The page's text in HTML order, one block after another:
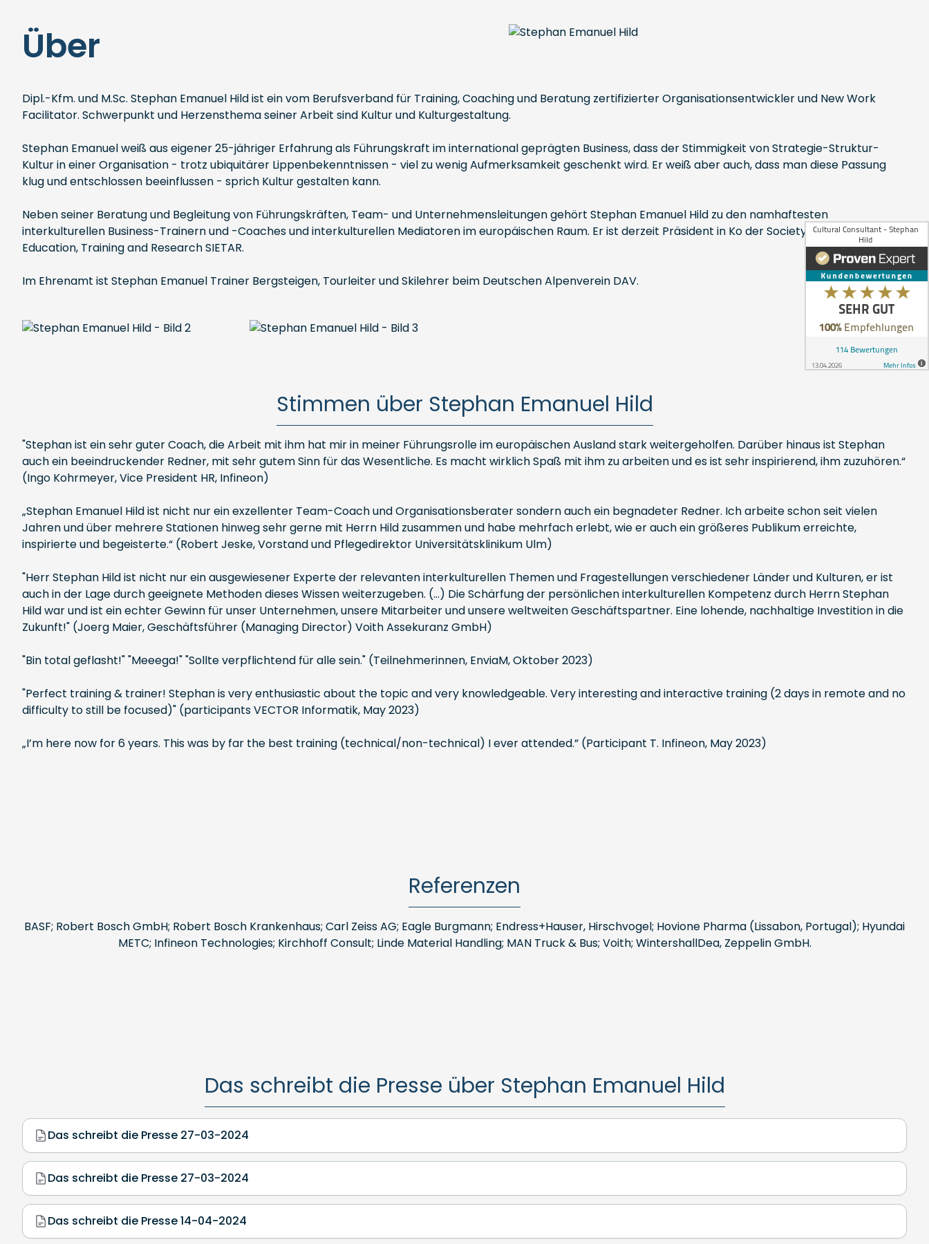
Über
Dipl.-Kfm. und M.Sc. Stephan Emanuel Hild ist ein vom Berufsverband für Training, Coaching und Beratung zertifizierter Organisationsentwickler und New Work
Facilitator. Schwerpunkt und Herzensthema seiner Arbeit sind Kultur und Kulturgestaltung.
Stephan Emanuel weiß aus eigener 25-jähriger Erfahrung als Führungskraft im international geprägten Business, dass der Stimmigkeit von Strategie-Struktur-
Kultur in einer Organisation - trotz ubiquitärer Lippenbekenntnissen - viel zu wenig Aufmerksamkeit geschenkt wird. Er weiß aber auch, dass man diese Passung
klug und entschlossen beeinflussen - sprich Kultur gestalten kann.
Neben seiner Beratung und Begleitung von Führungskräften, Team- und Unternehmensleitungen gehört Stephan Emanuel Hild zu den namhaftesten
interkulturellen Business-Trainern und -Coaches und interkulturellen Mediatoren im europäischen Raum. Er ist derzeit Präsident in Ko der Society for Intercultural
Education, Training and Research SIETAR.
Im Ehrenamt ist Stephan Emanuel Trainer Bergsteigen, Tourleiter und Skilehrer beim Deutschen Alpenverein DAV.
Stimmen über Stephan Emanuel Hild
"Stephan ist ein sehr guter Coach, die Arbeit mit ihm hat mir in meiner Führungsrolle im europäischen Ausland stark weitergeholfen. Darüber hinaus ist Stephan
auch ein beeindruckender Redner, mit sehr gutem Sinn für das Wesentliche. Es macht wirklich Spaß mit ihm zu arbeiten und es ist sehr inspirierend, ihm zuzuhören.“
(Ingo Kohrmeyer, Vice President HR, Infineon)
„Stephan Emanuel Hild ist nicht nur ein exzellenter Team-Coach und Organisationsberater sondern auch ein begnadeter Redner. Ich arbeite schon seit vielen
Jahren und über mehrere Stationen hinweg sehr gerne mit Herrn Hild zusammen und habe mehrfach erlebt, wie er auch ein größeres Publikum erreichte,
inspirierte und begeisterte.“ (Robert Jeske, Vorstand und Pflegedirektor Universitätsklinikum Ulm)
"Herr Stephan Hild ist nicht nur ein ausgewiesener Experte der relevanten interkulturellen Themen und Fragestellungen verschiedener Länder und Kulturen, er ist
auch in der Lage durch geeignete Methoden dieses Wissen weiterzugeben. (…) Die Schärfung der persönlichen interkulturellen Kompetenz durch Herrn Stephan
Hild war und ist ein echter Gewinn für unser Unternehmen, unsere Mitarbeiter und unsere weltweiten Geschäftspartner. Eine lohende, nachhaltige Investition in die
Zukunft!" (Joerg Maier, Geschäftsführer (Managing Director) Voith Assekuranz GmbH)
"Bin total geflasht!" "Meeega!" "Sollte verpflichtend für alle sein." (Teilnehmerinnen, EnviaM, Oktober 2023)
"Perfect training & trainer! Stephan is very enthusiastic about the topic and very knowledgeable. Very interesting and interactive training (2 days in remote and no
difficulty to still be focused)" (participants VECTOR Informatik, May 2023)
„I’m here now for 6 years. This was by far the best training (technical/non-technical) I ever attended.” (Participant T. Infineon, May 2023)
Referenzen
BASF; Robert Bosch GmbH; Robert Bosch Krankenhaus; Carl Zeiss AG; Eagle Burgmann; Endress+Hauser, Hirschvogel; Hovione Pharma (Lissabon, Portugal); Hyundai
METC; Infineon Technologies; Kirchhoff Consult; Linde Material Handling; MAN Truck & Bus; Voith; WintershallDea, Zeppelin GmbH.
Das schreibt die Presse über Stephan Emanuel Hild
Das schreibt die Presse 27-03-2024
Das schreibt die Presse 27-03-2024
Das schreibt die Presse 14-04-2024